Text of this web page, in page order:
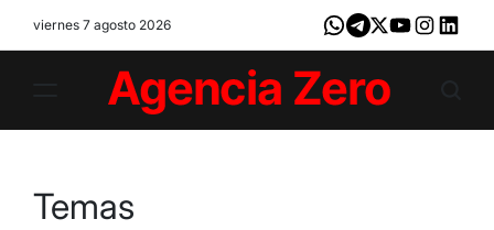
viernes 7 agosto 2026 Whatsapp
Telegram
X YoutubeInstagram
Temas